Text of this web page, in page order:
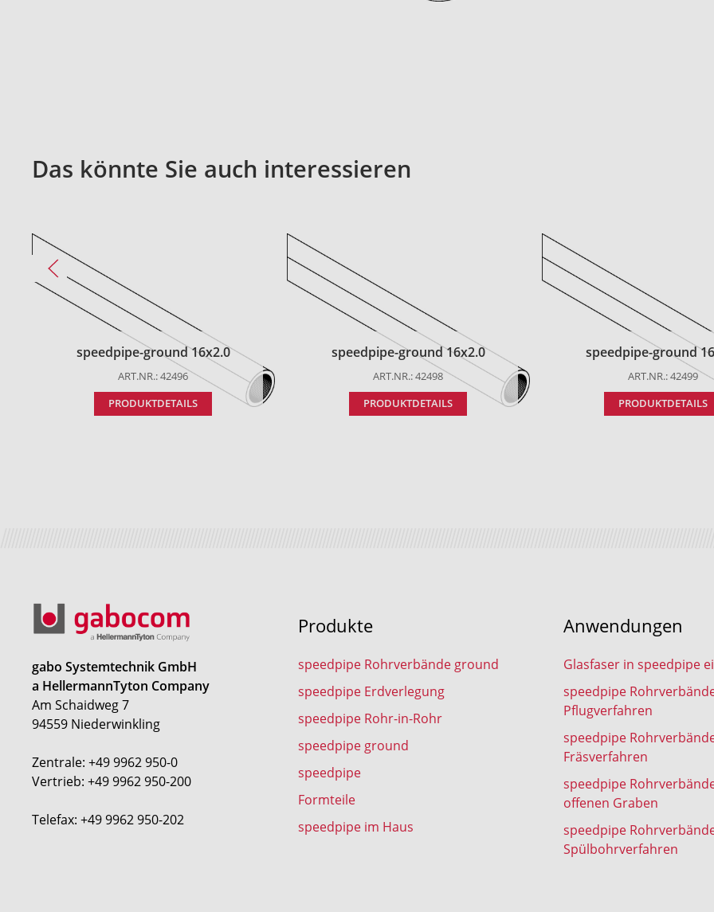
Das könnte Sie auch interessieren
speedpipe-ground 16x2.0
ART.NR.: 42496
PRODUKTDETAILS
speedpipe-ground 16x2.0
ART.NR.: 42498
PRODUKTDETAILS
speedpipe-ground
ART.NR.: 42499
PRODUKTDETAILS
gabo Systemtechnik GmbH
a HellermannTyton Company
Am Schaidweg 7
94559 Niederwinkling
Zentrale: +49 9962 950-0
Vertrieb: +49 9962 950-200
Telefax: +49 9962 950-202
Produkte
speedpipe Rohrverbände ground
speedpipe Erdverlegung
speedpipe Rohr-in-Rohr
speedpipe ground
speedpipe
Formteile
speedpipe im Haus
Anwendungen
Glasfaser in speedpipe
speedpipe
Pflugverfahren
speedpipe
Fräsverfahren
speedpipe
offenen Graben
speedpipe
Spülbohrverfahren